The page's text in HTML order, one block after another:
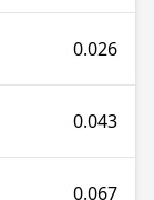
0.026
0.043
0.067